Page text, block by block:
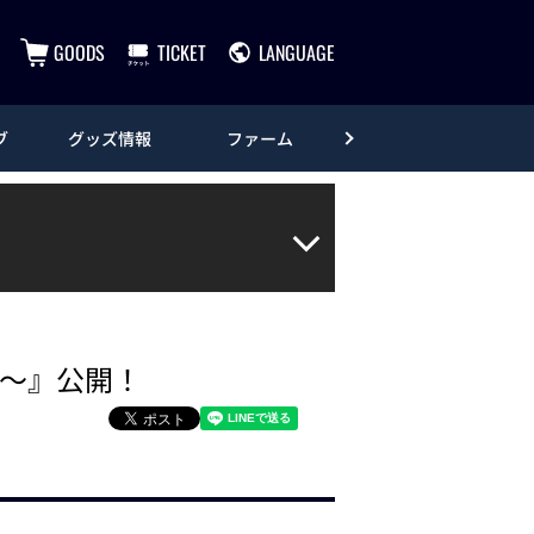
GOODS TICKET LANGUAGE
グッズ情報 ファーム
』公開！